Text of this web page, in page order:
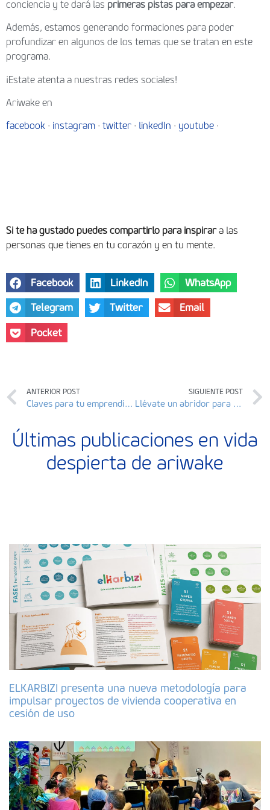
conciencia y te dará las primeras pistas para empezar.
Además, estamos generando formaciones para poder
profundizar en algunos de los temas que se tratan en este
programa.
¡Estate atenta a nuestras redes sociales!
Ariwake en
facebook · instagram · twitter · linkedIn · youtube ·
Si te ha gustado puedes compartirlo para inspirara las
personas que tienes en tu corazón y en tu mente.
Facebook LinkedIn WhatsApp
Telegram Twitter Email
Pocket
ANTERIOR POST
Claves para tu emprendimiento colaborativo con COLABORAR
SIGUIENTE POST
Llévate un abridor para tus relaciones fuera y dentro de la empresa
Últimas publicaciones en vida
despierta de ariwake
ELKARBIZI presenta una nueva metodología para
impulsar proyectos de vivienda cooperativa en
cesión de uso